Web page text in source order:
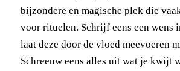
bijzondere en magische plek die
voor rituelen. Schrijf eens een wens
laat deze door de vloed meevoeren
Schreeuw eens alles uit wat je kwijt